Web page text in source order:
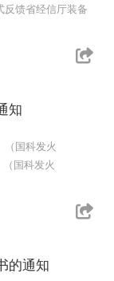
反馈省经信厅装备
知
国科发火
国科发火
的通知